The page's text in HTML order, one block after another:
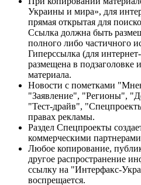
Украины и мира», для
прямая открытая для
Ссылка должна быть
полного либо частичного
Гиперссылка (для
размещена в подзаголовке
материала.
Новости с пометками
"Заявление", "Регионы",
"Тест-драйв",
правах рекламы.
Раздел Спецпроекты
коммерческими
Любое копирование,
другое распространение
ссылку на "Интерфакс-
воспрещается.